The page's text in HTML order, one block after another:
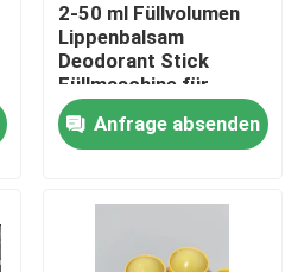
2-50 ml Füllvolumen
Lippenbalsam
Deodorant Stick
Füllmaschine für
präzise und
konsistente Füllung
Anfrage absenden